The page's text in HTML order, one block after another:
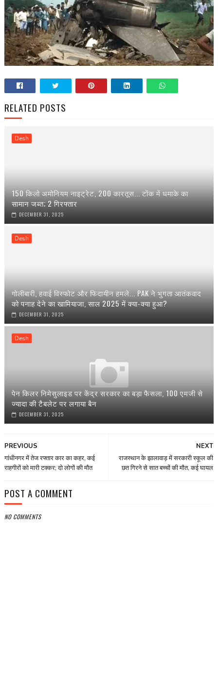
RELATED POSTS
Desh
150 किलो अमोनियम नाइट्रेट, 200 कारतूस... टोंक में धमाके का
सामान जब्त; 2 गिरफ्तार
DECEMBER 31, 2025
Desh
गोलीबारी, हवाई विस्फोट और फिदायीन हमले... PAK ने भुगता आतंकवाद
को पनाह देने का खामियाजा, साल 2025 में क्या-क्या हुआ?
DECEMBER 31, 2025
Desh
पेन किलर निमेसुलाइड पर केंद्र सरकार का बड़ा फैसला, 100 एमजी से
ज्यादा की टैबलेट पर लगाया बैन
DECEMBER 31, 2025
NEXT
राजस्थान के झालावाड़ में सरकारी स्कूल की
छत गिरने से सात बच्चों की मौत, कई घायल
PREVIOUS
गांधीनगर में तेज रफ्तार कार का कहर, कई
राहगीरों को मारी टक्कर; दो लोगों की मौत
POST A COMMENT
NO COMMENTS